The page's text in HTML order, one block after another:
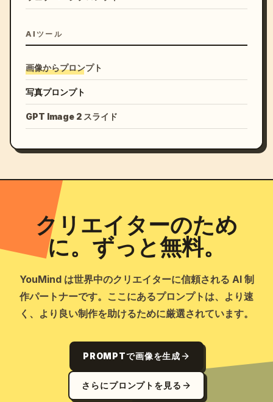
AIツール
画像からプロンプト
写真プロンプト
GPT Image 2 スライド
クリエイターのため
に。ずっと無料。
YouMind は世界中のクリエイターに信頼される AI 制
作パートナーです。ここにあるプロンプトは、より速
く、より良い制作を助けるために厳選されています。
PROMPTで画像を生成
さらにプロンプトを見る